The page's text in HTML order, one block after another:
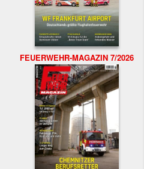
FEUERWEHR-MAGAZIN 7/2026